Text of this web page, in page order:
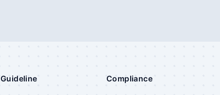
Guideline Compliance